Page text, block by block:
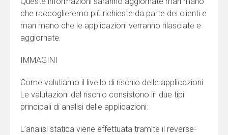
che raccoglieremo più richieste da parte dei clienti e
man mano che le applicazioni verranno rilasciate e
aggiornate.
IMMAGINI
Come valutiamo il livello di rischio delle applicazioni
Le valutazioni del rischio consistono in due tipi
principali di analisi delle applicazioni:
L’analisi statica viene effettuata tramite il reverse-